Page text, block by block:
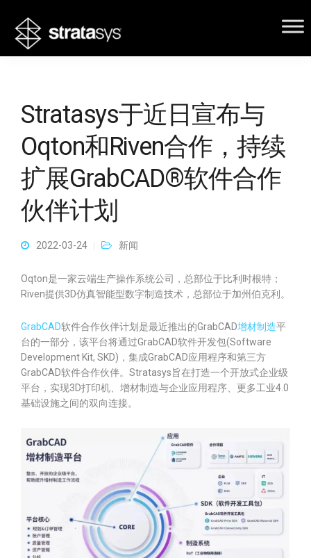
Stratasys于近日宣布与
Oqton和Riven合作，持续
扩展GrabCAD®软件合作
伙伴计划
2022-03-24 新闻
Oqton是一家云端生产操作系统公司，总部位于比利时根特；
Riven提供3D仿真智能型数字制造技术，总部位于加州伯克利。
GrabCAD软件合作伙伴计划是最近推出的GrabCAD增材制造平
台的一部分，该平台将通过GrabCAD软件开发包(Software
Development Kit, SKD)，集成GrabCAD应用程序和第三方
GrabCAD软件合作伙伴。Stratasys旨在打造一个开放式企业级
平台，实现3D打印机、增材制造与企业应用程序、更多工业4.0
基础设施之间的双向连接。